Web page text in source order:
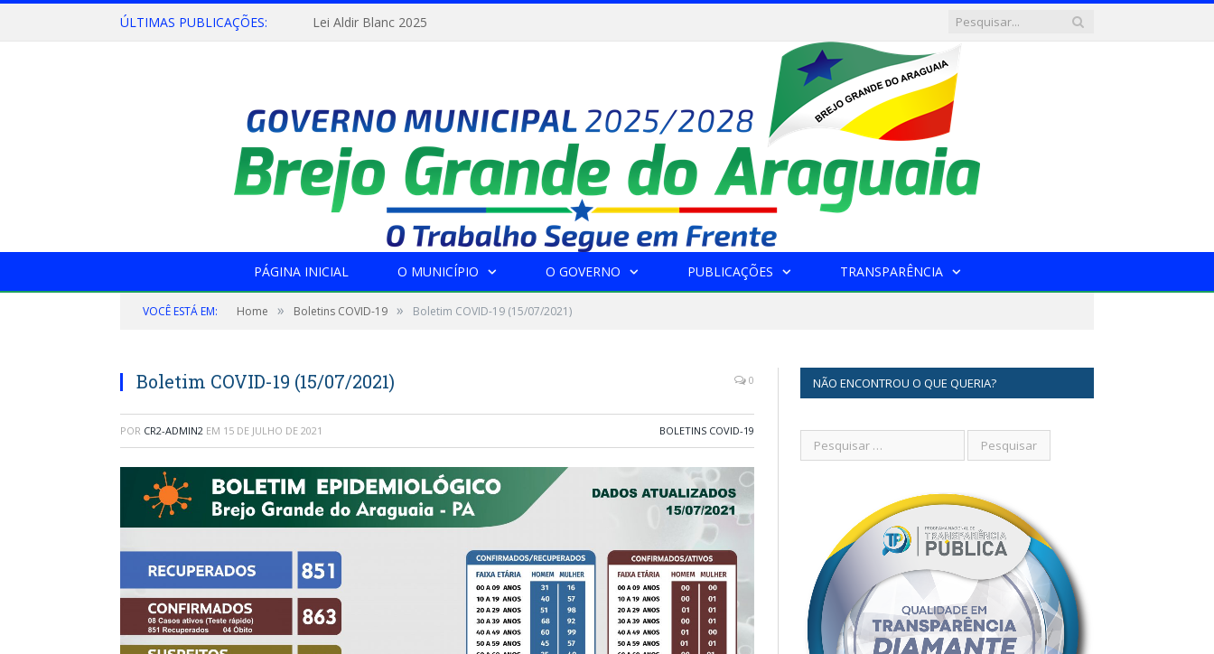
ÚLTIMAS PUBLICAÇÕES: Lei Aldir Blanc 2025
PÁGINA INICIAL O MUNICÍPIO O GOVERNO PUBLICAÇÕES TRANSPARÊNCIA
VOCÊ ESTÁ EM: Home » Boletins COVID-19 » Boletim COVID-19 (15/07/2021)
Boletim COVID-19 (15/07/2021) 0
POR CR2-ADMIN2 EM 15 DE JULHO DE 2021 BOLETINS COVID-19
NÃO ENCONTROU O QUE QUERIA?